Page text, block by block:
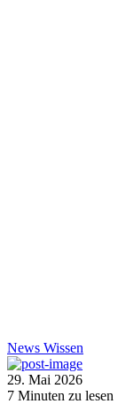
News Wissen
29. Mai 2026
7 Minuten zu lesen